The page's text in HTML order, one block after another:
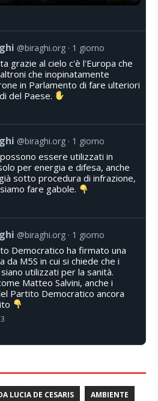
@biraghi.org 1 giorno
grazie al cielo c'è l'Europa che
che inopinatamente
in Parlamento di fare ulteriori
del Paese.
@biraghi.org 1 giorno
essere utilizzati in
per energia e difesa, anche
sotto procedura di infrazione,
fare gabole.
@biraghi.org 1 giorno
Democratico ha firmato una
da M5S in cui si chiede che i
utilizzati per la sanità.
Matteo Salvini, anche i
Partito Democratico ancora
3
LUCIA DE CESARIS AMBIENTE